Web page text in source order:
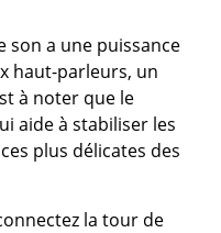
son a une puissance
haut-parleurs, un
à noter que le
aide à stabiliser les
plus délicates des
la tour de